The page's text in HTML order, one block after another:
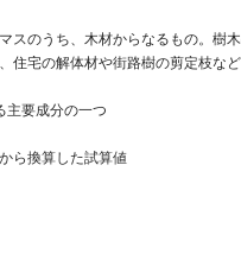
スのうち、木材からなるもの。
住宅の解体材や街路樹の剪定枝など
主要成分の一つ
ら換算した試算値